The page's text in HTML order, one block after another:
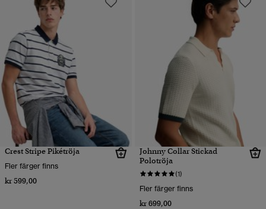
Crest Stripe Pikétröja
Fler färger finns
kr 599,00
Johnny Collar Stickad
Polotröja
(1)
Fler färger finns
kr 699,00